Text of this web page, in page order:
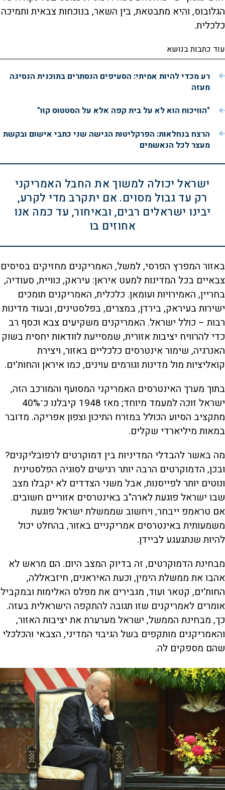
הגלובוס, והיא מתבטאת, בין השאר, בנוכחות צבאית ותמיכה
כלכלית.
עוד כתבות בנושא
רע מכדי להיות אמיתי: הסעיפים הנסתרים בתוכנית הנסיגה
מעזה
"הוויכוח הוא לא על בית קפה אלא על הסטטוס קוו"
הרצח בנחלאות: הפרקליטות הגישה שני כתבי אישום ובקשת
מעצר לכל הנאשמים
ישראל יכולה למשוך את החבל האמריקני
רק עד גבול מסוים. אם יתקרב מדי לקרע,
יבינו ישראלים רבים, ובאיחור, עד כמה אנו
אחוזים בו
באזור המפרץ הפרסי, למשל, האמריקנים מחזיקים בסיסים
צבאיים בכל המדינות למעט איראן: עיראק, כוויית, סעודיה,
בחריין, האמירויות ועומאן. כלכלית, האמריקנים תומכים
ישירות בעיראק, בירדן, במצרים, בפלסטינים, ובעוד מדינות
רבות – כולל ישראל. האמריקנים משקיעים צבא וכסף רב
כדי להרוויח יציבות אזורית, שמסייעת לוודאות יחסית בשוק
האנרגיה, שימור אינטרסים כלכליים באזור, ויצירת
קואליציות מול מדינות וגורמים עוינים, כמו איראן והחות'ים.
בתוך מערך האינטרסים האמריקני המסועף והמורכב הזה,
ישראל זוכה למעמד מיוחד; מאז 1948 קיבלנו כ־40%
מתקציב הסיוע הכולל במזרח התיכון וצפון אפריקה. מדובר
במאות מיליארדי שקלים.
מה באשר להבדלי המדיניות בין דמוקרטים לרפובליקנים?
ובכן, הדמוקרטים הרבה יותר רגישים לסוגיה הפלסטינית
ונוטים יותר לפייסנות, אבל משני הצדדים לא יקבלו מצב
שבו ישראל פוגעת לארה"ב באינטרסים אזוריים חשובים.
אם טראמפ ייבחר, ויחשוב שממשלת ישראל פוגעת
משמעותית באינטרסים אמריקניים באזור, בהחלט יכול
להיות שנתגעגע לביידן.
מבחינת הדמוקרטים, זה בדיוק המצב היום. הם מראש לא
אהבו את ממשלת הימין, וכעת האיראנים, חיזבאללה,
החות'ים, קטאר ועוד, מגבירים את מפלס האלימות ובמקביל
אומרים לאמריקנים שזו תגובה להתקפה הישראלית בעזה.
כך, מבחינת הממשל, ישראל מערערת את יציבות האזור,
והאמריקנים מותקפים בשל הגיבוי המדיני, הצבאי והכלכלי
שהם מספקים לה.